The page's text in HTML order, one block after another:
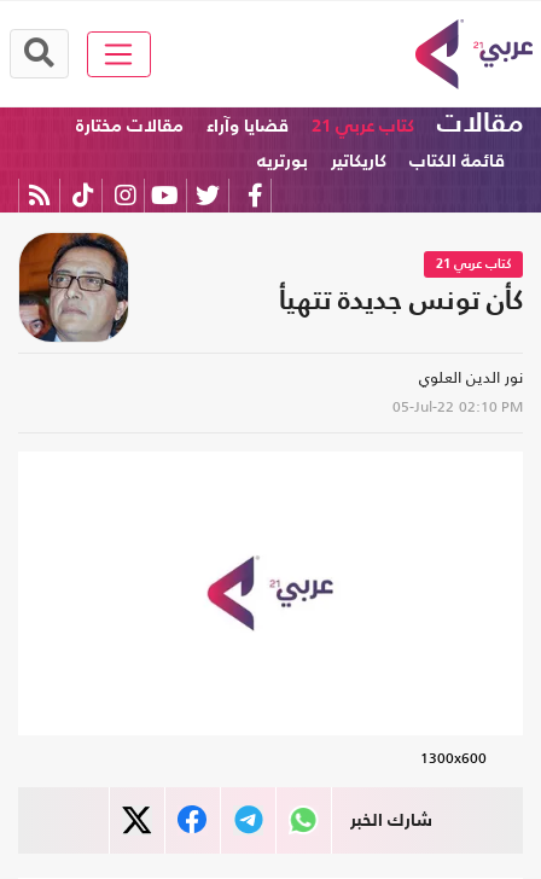
مقالات كتاب عربي 21 قضايا وآراء
مقالات مختارة
قائمة الكتاب
كاريكاتير بورتريه
كتاب عربي 21
كأن تونس جديدة تتهيأ
نور الدين العلوي
05-Jul-22 02:10 PM
1300x600
شارك الخبر